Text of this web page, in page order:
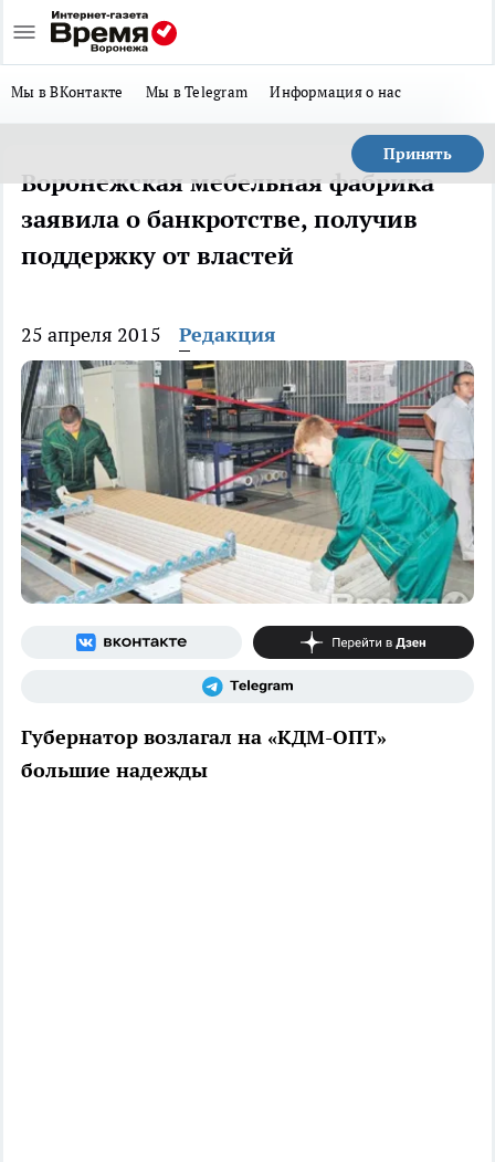
Мы в ВКонтакте Мы в Telegram Информация о нас
Принять
Воронежская мебельная фабрика
заявила о банкротстве, получив
поддержку от властей
25 апреля 2015 Редакция
Губернатор возлагал на «КДМ-ОПТ»
большие надежды